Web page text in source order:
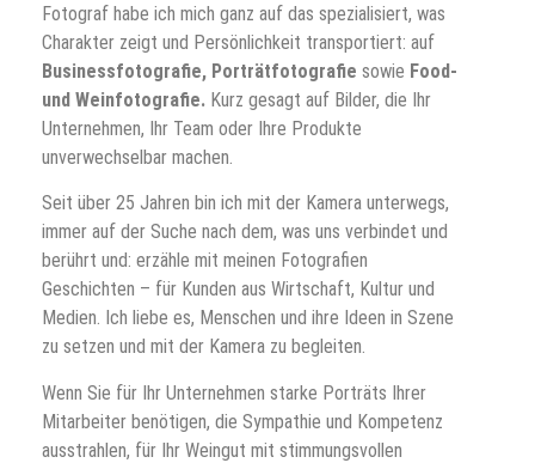
Fotograf habe ich mich ganz auf das spezialisiert, was
Charakter zeigt und Persönlichkeit transportiert: auf
Businessfotografie, Porträtfotografie sowie Food-
und Weinfotografie. Kurz gesagt auf Bilder, die Ihr
Unternehmen, Ihr Team oder Ihre Produkte
unverwechselbar machen.
Seit über 25 Jahren bin ich mit der Kamera unterwegs,
immer auf der Suche nach dem, was uns verbindet und
berührt und: erzähle mit meinen Fotografien
Geschichten – für Kunden aus Wirtschaft, Kultur und
Medien. Ich liebe es, Menschen und ihre Ideen in Szene
zu setzen und mit der Kamera zu begleiten.
Wenn Sie für Ihr Unternehmen starke Porträts Ihrer
Mitarbeiter benötigen, die Sympathie und Kompetenz
ausstrahlen, für Ihr Weingut mit stimmungsvollen